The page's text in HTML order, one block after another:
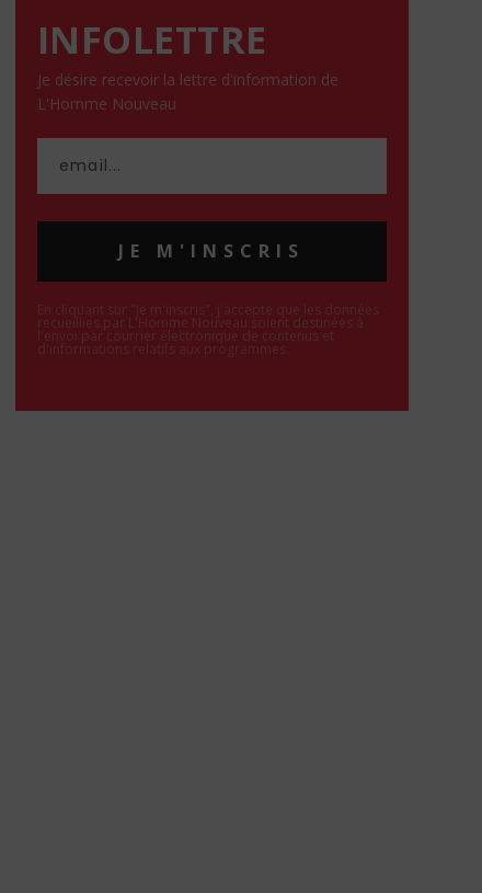
INFOLETTRE
Je désire recevoir la lettre d'information de
L'Homme Nouveau
JE M'INSCRIS
En cliquant sur "Je m'inscris", j'accepte que les données
recueillies par L'Homme Nouveau soient destinées à
l'envoi par courrier électronique de contenus et
d'informations relatifs aux programmes.